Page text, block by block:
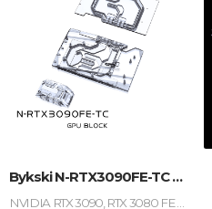
Bykski N-RTX3090FE-TC 양방향 워터...